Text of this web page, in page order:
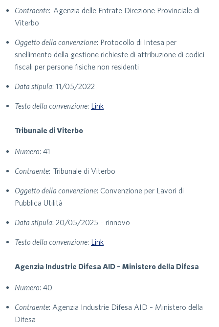
Contraente: Agenzia delle Entrate Direzione Provinciale di
Viterbo
Oggetto della convenzione: Protocollo di Intesa per
snellimento della gestione richieste di attribuzione di codici
fiscali per persone fisiche non residenti
Data stipula: 11/05/2022
Testo della convenzione: Link
Tribunale di Viterbo
Numero: 41
Contraente: Tribunale di Viterbo
Oggetto della convenzione: Convenzione per Lavori di
Pubblica Utilità
Data stipula: 20/05/2025 – rinnovo
Testo della convenzione: Link
Agenzia Industrie Difesa AID – Ministero della Difesa
Numero: 40
Contraente: Agenzia Industrie Difesa AID – Ministero della
Difesa